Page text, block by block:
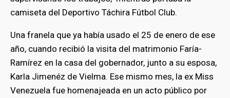
camiseta del Deportivo Táchira Fútbol Club.
Una franela que ya había usado el 25 de enero de ese
año, cuando recibió la visita del matrimonio Faría-
Ramírez en la casa del gobernador, junto a su esposa,
Karla Jimenéz de Vielma. Ese mismo mes, la ex Miss
Venezuela fue homenajeada en un acto público por